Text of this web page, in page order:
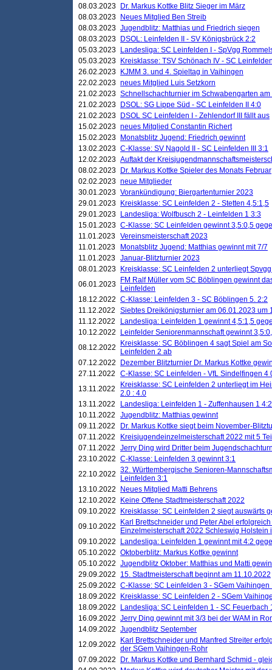
08.03.2023
Dr. Markus Kottke Blitz Sieger im März
08.03.2023
Neues Mitglied Ben Streib
08.03.2023 Jugendblitz: Matthias und Friedrich siegen
08.03.2023
DSOL: Leinfelden II - SV Königsbrück 2:2
05.03.2023
Landesliga: SC Leinfelden I - SpVgg
05.03.2023
Kreisklasse: TSV Schönach IV - SC
26.02.2023
KJMM 3. und 4. Spieltag in Vaihingen
22.02.2023 neues Mitglied Luis Setzkorn
21.02.2023 Schnellschachturnier im Schwabengarten
21.02.2023
DSOL: SG Lippe Süd - SC Leinfelden II 4:0
21.02.2023
DSOL SC Leinfelden I - Zehlendorf III fällt aus
15.02.2023 neues Mitglied Constantin Richert
15.02.2023
Monatsblitz Jugend: Friedrich gewinnt
13.02.2023 C-Klasse: SV Nagold II - SC Leinfelden III 3:1
12.02.2023 Auftakt der
08.02.2023
Dr. Markus Kottke Spieler des Monats Februar
02.02.2023 neue Mitglieder
30.01.2023 Vorankündigung: Biergartenturnier 2023
29.01.2023
Kreisklasse: SC Leinfelden 2 - Stetten 4,5:1,5
29.01.2023
Landesliga: Wolfbusch 2 - Leinfelden 1 3:3
15.01.2023 C-Klasse: SC Leinfelden gewinnt 3,5:0,5
11.01.2023 Vereinsmeisterschaft 2023
11.01.2023
Monatsblitz Jugend: Matthias gewinnt mit 7/7
11.01.2023 Januar-Blitzturnier 2023
08.01.2023
Kreisklasse: SC Leinfelden 2 unterliegt
06.01.2023
FM Ralf Müller vom SC Böblingen gewinnt
Leinfelden
18.12.2022 C-Klasse: Leinfelden 3 - SC Böblingen 5. 2:2
11.12.2022
Siebtes Dreikönigsturnier am 06.01.2023 um
11.12.2022
Landesliga: Leinfelden 1 gewinnt 4,5:1,5
10.12.2022
Leinfelder Seniorenmannschaft gewinnt
08.12.2022
Kreisklasse: SC Böblingen 4 sagt Spiel am
Leinfelden 2 ab
07.12.2022
Dezember Blitzturnier Dr. Markus Kottke
27.11.2022
C-Klasse: SC Leinfelden - VfL Sindelfingen 4
13.11.2022
Kreisklasse: SC Leinfelden 2 unterliegt im
2.0 : 4.0
13.11.2022
Landesliga: Leinfelden 1 - Zuffenhausen 1 4:2
10.11.2022
Jugendblitz: Matthias gewinnt
09.11.2022
Dr. Markus Kottke siegt beim November-
07.11.2022
Kreisjugendeinzelmeisterschaft 2022 mit 5
07.11.2022
Jerry Ding wird Dritter beim
23.10.2022 C-Klasse: Leinfelden 3 gewinnt 3:1
22.10.2022 32. Württembergische Senioren-
Leinfelden 3:1
13.10.2022
Neues Mitglied Matti Behrens
12.10.2022
Keine Offene Stadtmeisterschaft 2022
09.10.2022
Kreisklasse: SC Leinfelden 2 siegt auswärts
09.10.2022
Karl Brettschneider und Peter Abel
Einzelmeisterschaft 2022 Schleswig Holstein
09.10.2022
Landesliga: Leinfelden 1 gewinnt mit 4:2
05.10.2022 Oktoberblitz: Markus Kottke gewinnt
05.10.2022 Jugendblitz Oktober: Matthias und Matti
29.09.2022
15. Stadtmeisterschaft beginnt am 11.10.2022
25.09.2022 C-Klasse: SC Leinfelden 3 - SGem Vaihingen
18.09.2022
Kreisklasse: SC Leinfelden 2 - SGem
18.09.2022
Landesliga: SC Leinfelden 1 - SC Feuerbach
16.09.2022 Jerry Ding gewinnt mit 3/3 bei der WAM in
14.09.2022 Jugendblitz September
12.09.2022
Karl Brettschneider und Manfred Streiter
der SGem Vaihingen-Rohr
07.09.2022
Dr. Markus Kottke und Bernhard Schmid -